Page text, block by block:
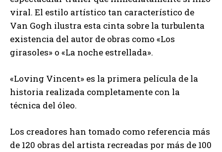
viral. El estilo artístico tan característico de
Van Gogh ilustra esta cinta sobre la turbulenta
existencia del autor de obras como «Los
girasoles» o «La noche estrellada».
«Loving Vincent» es la primera película de la
historia realizada completamente con la
técnica del óleo.
Los creadores han tomado como referencia más
de 120 obras del artista recreadas por más de 100